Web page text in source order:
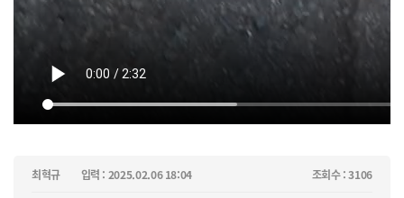
최혁규 입력 : 2025.02.06 18:04 조회수 : 3106